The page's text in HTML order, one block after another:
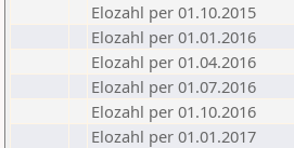
Elozahl per 01.10.2015
Elozahl per 01.01.2016
Elozahl per 01.04.2016
Elozahl per 01.07.2016
Elozahl per 01.10.2016
Elozahl per 01.01.2017